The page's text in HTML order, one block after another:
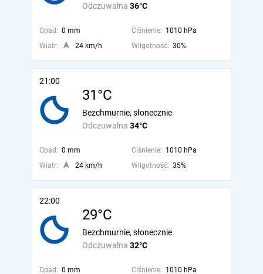
Odczuwalna 36°C
Opad: 0 mm Ciśnienie: 1010 hPa
Wiatr:
24 km/h Wilgotność: 30%
21:00
31°C
Odczuwalna 34°C
Bezchmurnie, słonecznie
Opad: 0 mm Ciśnienie: 1010 hPa
Wiatr:
24 km/h Wilgotność: 35%
22:00
29°C
Odczuwalna 32°C
Bezchmurnie, słonecznie
Opad: 0 mm Ciśnienie: 1010 hPa